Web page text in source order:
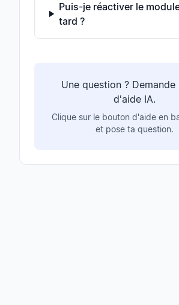
Puis-je réactiver le
tard ?
Une question ? Demande
d'aide IA.
Clique sur le bouton d'aide en
et pose ta question.